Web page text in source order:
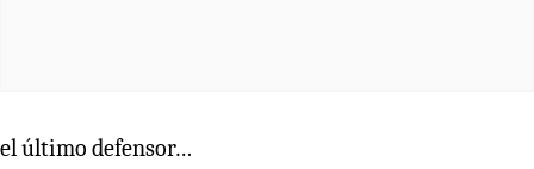
el último defensor…